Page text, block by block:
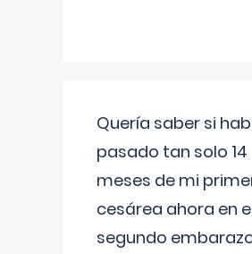
Quería saber si
pasado tan solo 14
meses de mi
cesárea ahora en
segundo